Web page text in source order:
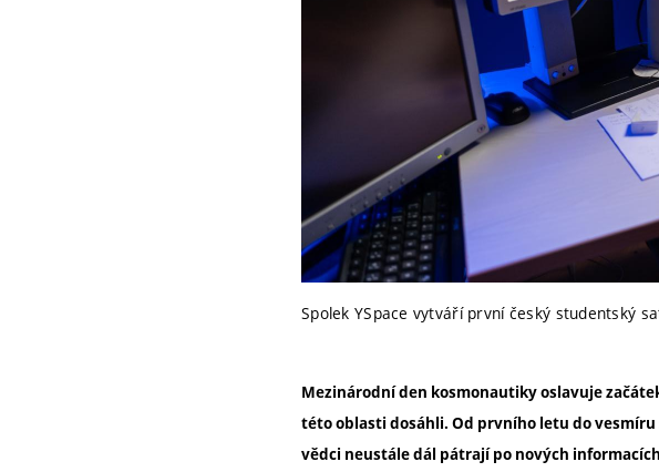
Spolek YSpace vytváří první český studentský
Mezinárodní den kosmonautiky oslavuje
této oblasti dosáhli. Od prvního letu do
vědci neustále dál pátrají po nových